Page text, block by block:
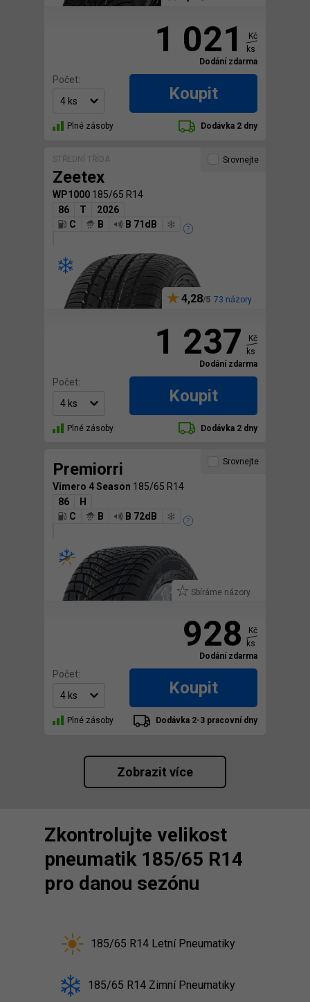
1 021
Kč
ks
Dodání zdarma
Počet:
Koupit
Plné zásoby Dodávka 2 dny
STŘEDNÍ TŘÍDA
Zeetex
WP1000 185/65 R14
86
T
2026
C
B B 71dB
4,28 73 názory
Srovnejte
1 237
Kč
ks
Dodání zdarma
Počet:
Koupit
Plné zásoby Dodávka 2 dny
Premiorri
Vimero 4 Season 185/65 R14
86
H
C
B B 72dB
Sbíráme názory.
Srovnejte
928
Kč
ks
Dodání zdarma
Počet:
Koupit
Plné zásoby Dodávka 2-3 pracovní dny
Zobrazit více
Zkontrolujte velikost
pneumatik 185/65 R14
pro danou sezónu
185/65 R14 Letní Pneumatiky
185/65 R14 Zimní Pneumatiky